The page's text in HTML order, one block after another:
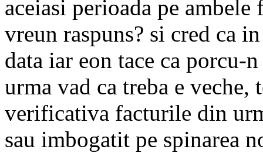
aceiasi perioada pe
vreun raspuns? si cred ca
data iar eon tace ca
urma vad ca treba e
verificativa facturile din
sau imbogatit pe spinarea